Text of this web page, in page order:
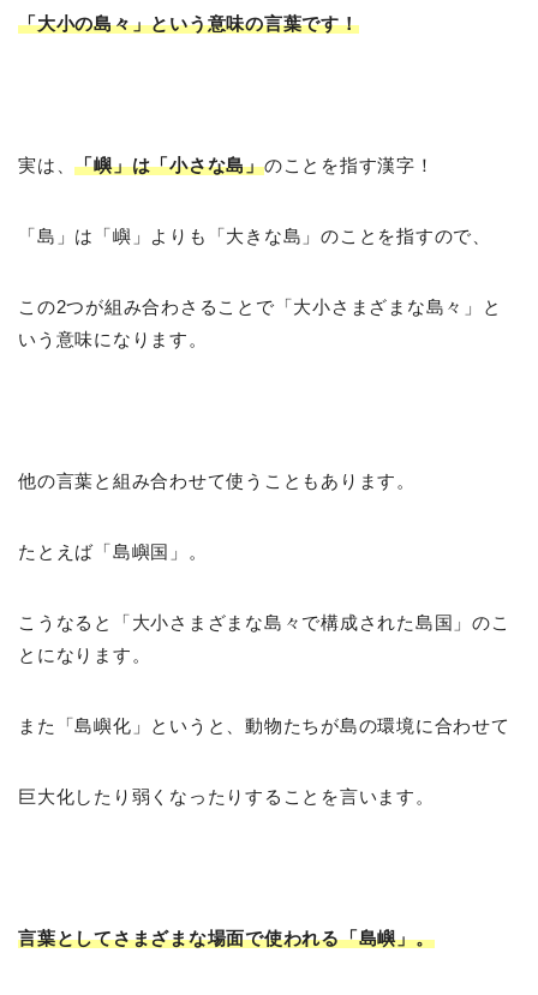
「大小の島々」という意味の言葉です！
実は、「嶼」は「小さな島」のことを指す漢字！
「島」は「嶼」よりも「大きな島」のことを指すので、
この2つが組み合わさることで「大小さまざまな島々」と
いう意味になります。
他の言葉と組み合わせて使うこともあります。
たとえば「島嶼国」。
こうなると「大小さまざまな島々で構成された島国」のこ
とになります。
また「島嶼化」というと、動物たちが島の環境に合わせて
巨大化したり弱くなったりすることを言います。
言葉としてさまざまな場面で使われる「島嶼」。